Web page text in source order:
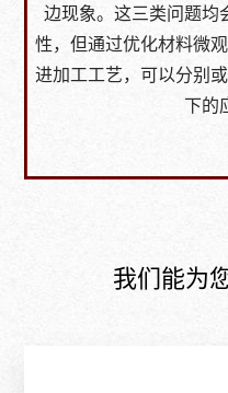
边现象。这三类问题均
性，但通过优化材料微
进加工工艺，可以分别
下的
我们能为